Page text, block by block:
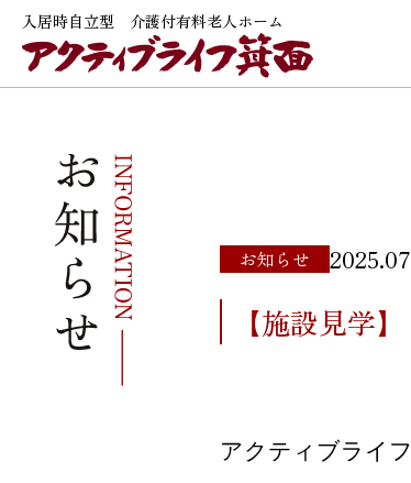
入居時自立型 介護付有料老人ホーム
お知らせ
【施設見学
アクティブライ